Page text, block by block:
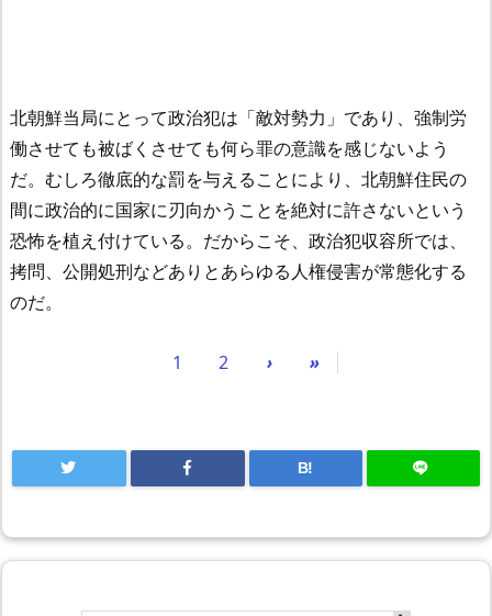
北朝鮮当局にとって政治犯は「敵対勢力」であり、強制労
働させても被ばくさせても何ら罪の意識を感じないよう
だ。むしろ徹底的な罰を与えることにより、北朝鮮住民の
間に政治的に国家に刃向かうことを絶対に許さないという
恐怖を植え付けている。だからこそ、政治犯収容所では、
拷問、公開処刑などありとあらゆる人権侵害が常態化する
のだ。
1 2 › »
B!